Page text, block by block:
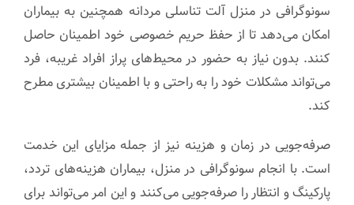
سونوگرافی در منزل آلت تناسلی مردانه همچنین به بیماران
امکان می‌دهد تا از حفظ حریم خصوصی خود اطمینان حاصل
کنند. بدون نیاز به حضور در محیط‌های پراز افراد غریبه، فرد
می‌تواند مشکلات خود را به راحتی و با اطمینان بیشتری مطرح
کند.
صرفه‌جویی در زمان و هزینه نیز از جمله مزایای این خدمت
است. با انجام سونوگرافی در منزل، بیماران هزینه‌های تردد،
پارکینگ و انتظار را صرفه‌جویی می‌کنند و این امر می‌تواند برای